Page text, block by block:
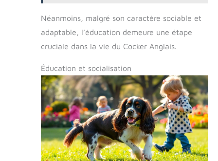
grand, vous pouvez choisir un lit pour chien
bed sont livrés en paquets compressés,
veuillez secouer et tapoter lit chien après
avoir ouvert le paquet pour équilibrer le
que coussin chien soient à nouveau souples
avant de les utiliser. Nous offrons un service
clientèle 24 heures sur 24, n'hésitez pas à
nous contacter à tout moment si vous avez
un problème.
Néanmoins, malgré son caractère sociable et
adaptable, l’éducation demeure une étape
cruciale dans la vie du Cocker Anglais.
Éducation et socialisation